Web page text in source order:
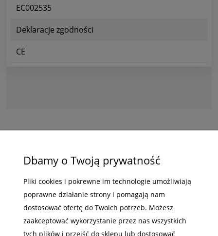
EC002535
Deklaracje zgodności
CE
ZAKUPY
POMOC
MOJE KONTO
INFORMACJE
Dbamy o Twoją prywatność
Pliki cookies i pokrewne im technologie umożliwiają
poprawne działanie strony i pomagają nam
dostosować ofertę do Twoich potrzeb. Możesz
zaakceptować wykorzystanie przez nas wszystkich
tych plików i przejść do sklepu lub dostosować